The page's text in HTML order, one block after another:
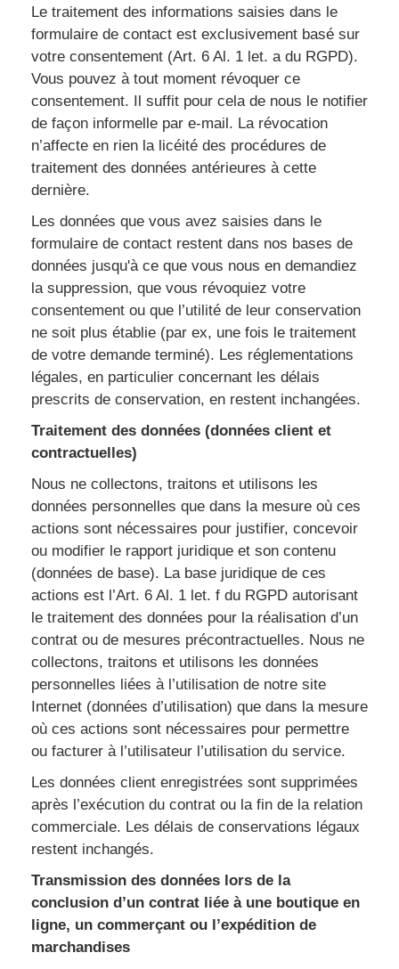
Le traitement des informations saisies dans le
formulaire de contact est exclusivement basé sur
votre consentement (Art. 6 Al. 1 let. a du RGPD).
Vous pouvez à tout moment révoquer ce
consentement. Il suffit pour cela de nous le notifier
de façon informelle par e-mail. La révocation
n’affecte en rien la licéité des procédures de
traitement des données antérieures à cette
dernière.
Les données que vous avez saisies dans le
formulaire de contact restent dans nos bases de
données jusqu'à ce que vous nous en demandiez
la suppression, que vous révoquiez votre
consentement ou que l’utilité de leur conservation
ne soit plus établie (par ex, une fois le traitement
de votre demande terminé). Les réglementations
légales, en particulier concernant les délais
prescrits de conservation, en restent inchangées.
Traitement des données (données client et
contractuelles)
Nous ne collectons, traitons et utilisons les
données personnelles que dans la mesure où ces
actions sont nécessaires pour justifier, concevoir
ou modifier le rapport juridique et son contenu
(données de base). La base juridique de ces
actions est l’Art. 6 Al. 1 let. f du RGPD autorisant
le traitement des données pour la réalisation d’un
contrat ou de mesures précontractuelles. Nous ne
collectons, traitons et utilisons les données
personnelles liées à l’utilisation de notre site
Internet (données d’utilisation) que dans la mesure
où ces actions sont nécessaires pour permettre
ou facturer à l’utilisateur l’utilisation du service.
Les données client enregistrées sont supprimées
après l’exécution du contrat ou la fin de la relation
commerciale. Les délais de conservations légaux
restent inchangés.
Transmission des données lors de la
conclusion d’un contrat liée à une boutique en
ligne, un commerçant ou l’expédition de
marchandises